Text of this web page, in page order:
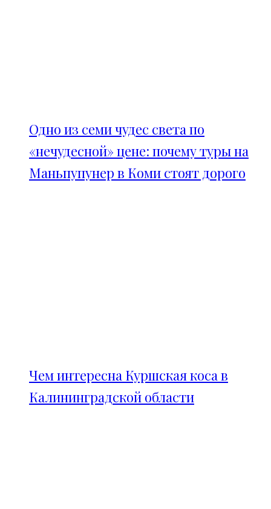
Одно из семи чудес света по
«нечудесной» цене: почему туры на
Маньпупунер в Коми стоят дорого
Чем интересна Куршская коса в
Калининградской области